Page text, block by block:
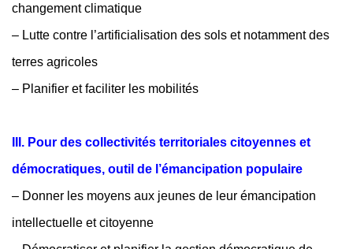
changement climatique
– Lutte contre l’artificialisation des sols et notamment des
terres agricoles
– Planifier et faciliter les mobilités
III. Pour des collectivités territoriales citoyennes et
démocratiques, outil de l’émancipation populaire
– Donner les moyens aux jeunes de leur émancipation
intellectuelle et citoyenne